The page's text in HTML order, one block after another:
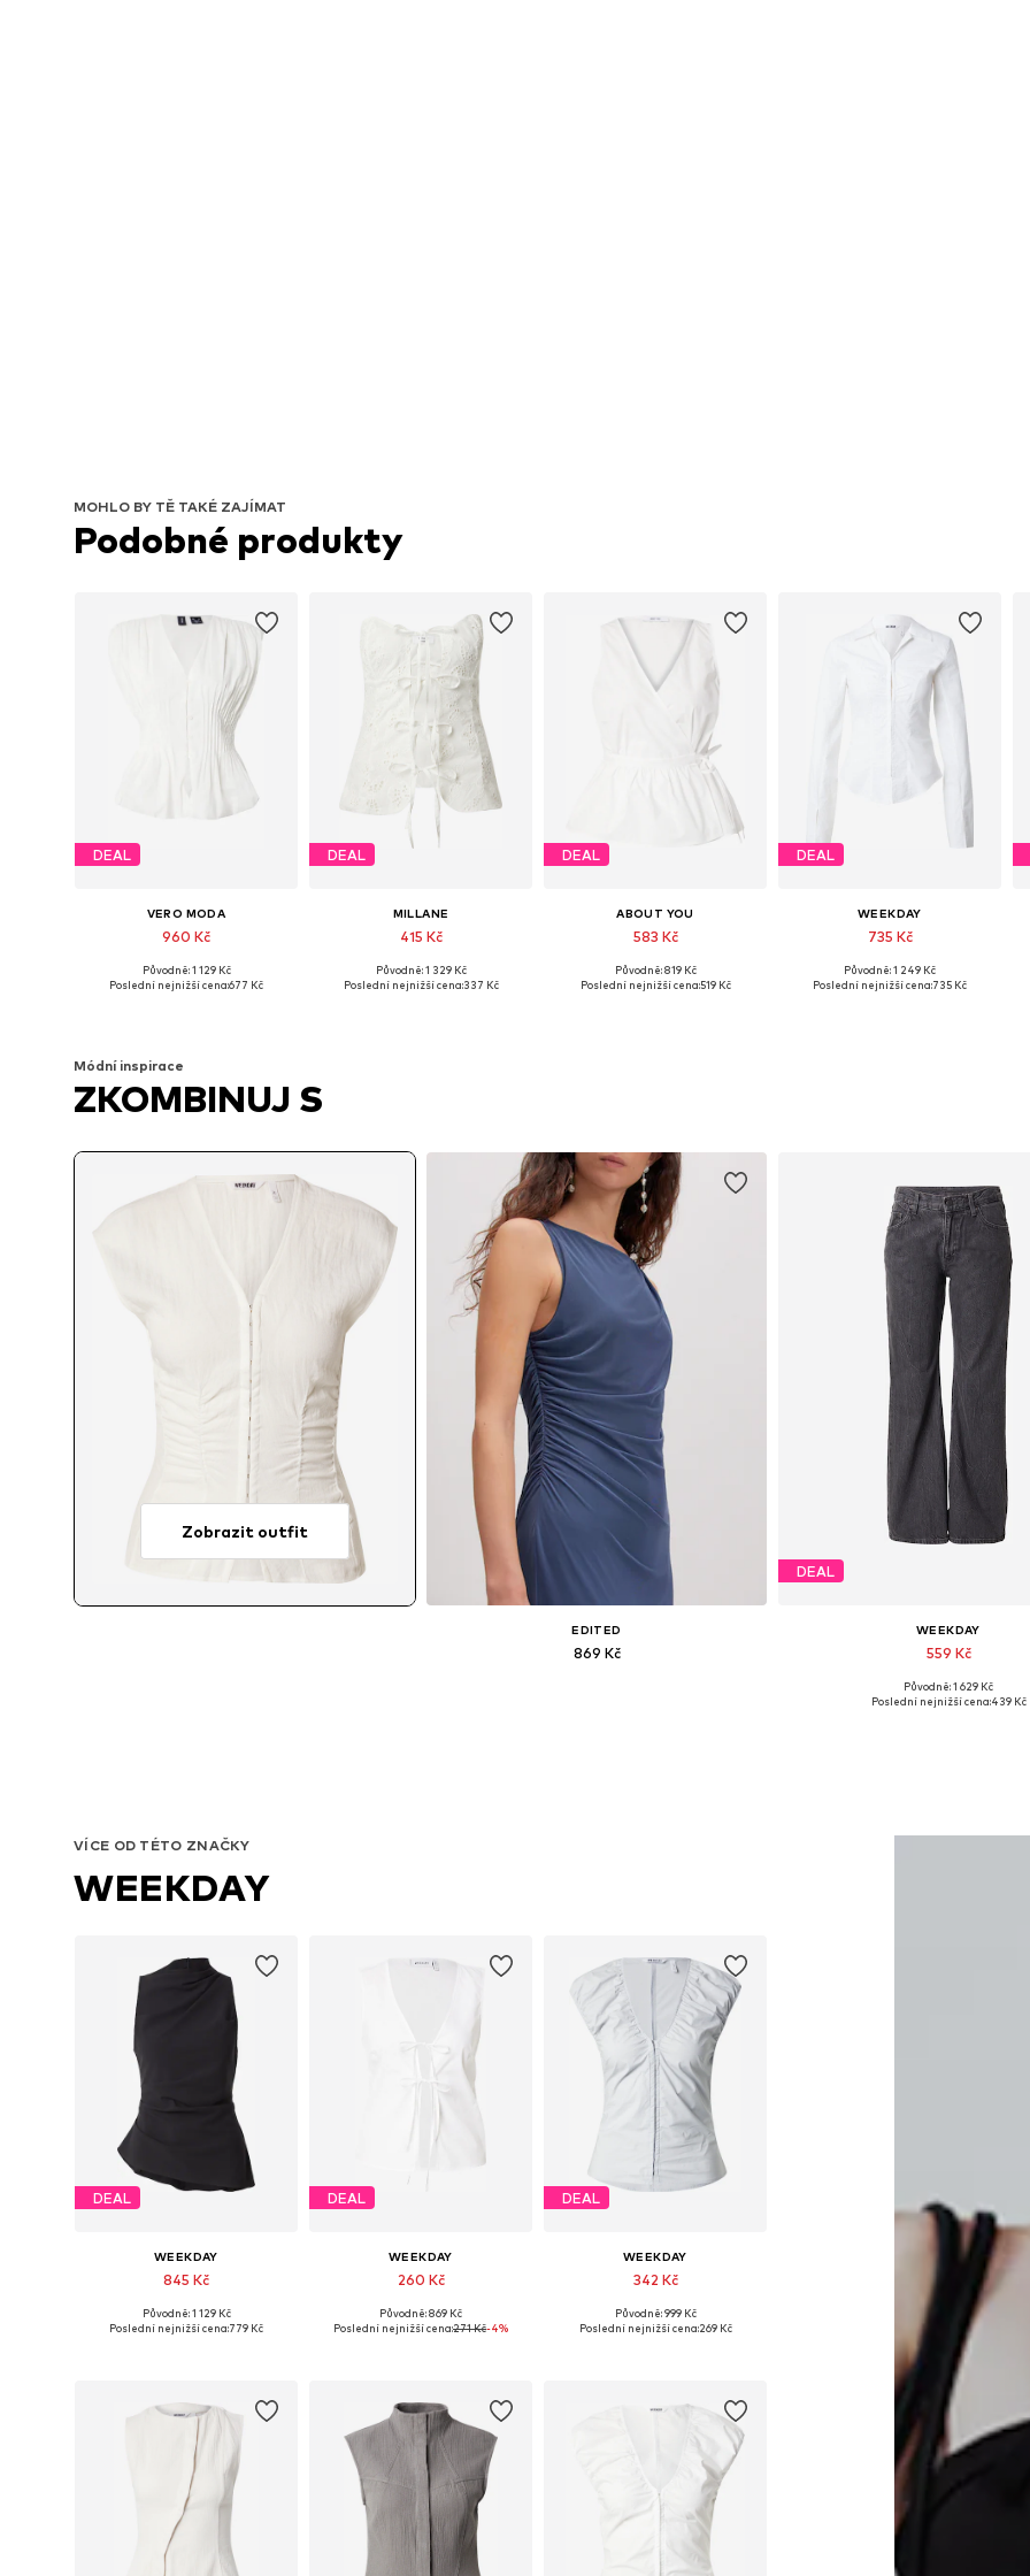
MOHLO BY TĚ TAKÉ ZAJÍMAT
Podobné produkty
DEAL
VERO MODA
960 Kč
Dostupné velikosti: XS, S, M, L
Původně: 1 129 Kč
Poslední nejnižší cena:677 Kč
DEAL
MILLANE
415 Kč
Dostupné velikosti: M, L, XL, XXL
Původně: 1 329 Kč
Poslední nejnižší cena:337 Kč
DEAL
ABOUT YOU
583 Kč
Dostupné velikosti: XS, S, M, XXL
Původně: 819 Kč
Poslední nejnižší cena:519 Kč
DEAL
WEEKDAY
735 Kč
Dostupné velikosti: XS, S, M, L, XL
Původně: 1 249 Kč
Poslední nejnižší cena:735 Kč
Módní inspirace
ZKOMBINUJ S
Zobrazit outfit
EDITED
869 Kč
DEAL
WEEKDAY
559 Kč
Dostupné velikosti: 23, 26, 27, 28,
Původně: 1 629 Kč
Poslední nejnižší cena:439 Kč
VÍCE OD TÉTO ZNAČKY
WEEKDAY
DEAL
WEEKDAY
845 Kč
Dostupné velikosti: XS, S, M, L, XL
Původně: 1 129 Kč
Poslední nejnižší cena:779 Kč
DEAL
WEEKDAY
260 Kč
Původně: 869 Kč
Poslední nejnižší cena:271 Kč-4%
DEAL
WEEKDAY
342 Kč
Původně: 999 Kč
Poslední nejnižší cena:269 Kč